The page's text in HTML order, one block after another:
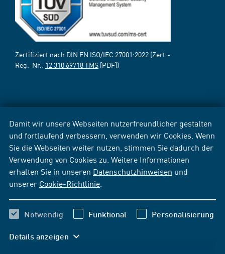
Damit wir unsere Webseiten nutzerfreundlicher gestalten
und fortlaufend verbessern, verwenden wir Cookies. Wenn
Sie die Webseiten weiter nutzen, stimmen Sie dadurch der
Verwendung von Cookies zu. Weitere Informationen
erhalten Sie in unseren Datenschutzhinweisen und
unserer Cookie-Richtlinie
Notwendig Funktional Personalisierung
Details anzeigen
Zertifiziert nach DIN EN ISO/IEC 27001:2022 (Zert.-
Reg.-Nr.: 12 310 69718 TMS [PDF])